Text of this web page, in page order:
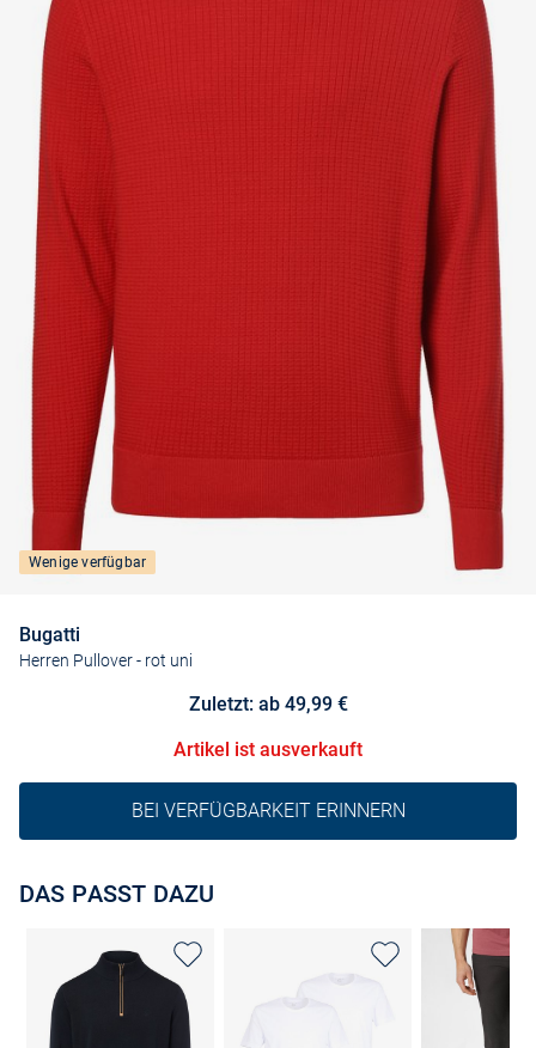
Wenige verfügbar
Bugatti
Herren Pullover- rot uni
Zuletzt: ab 49,99 €
Artikel ist ausverkauft
BEI VERFÜGBARKEIT ERINNERN
DAS PASST DAZU